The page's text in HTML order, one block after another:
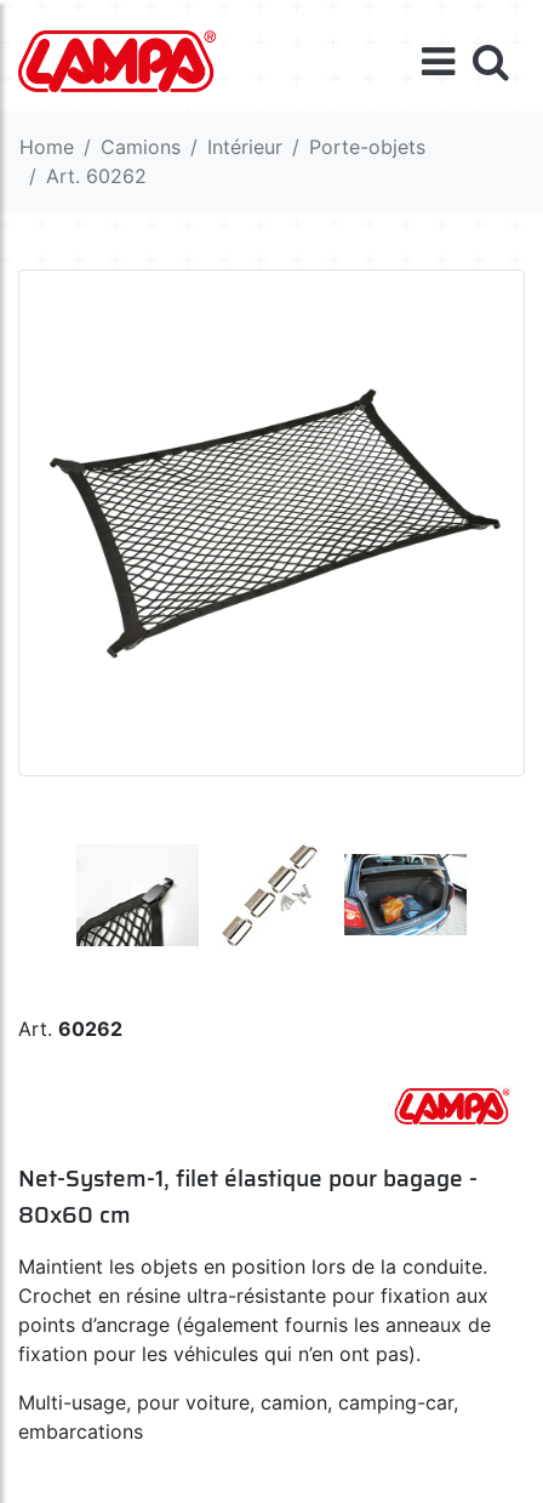
Home Camions Intérieur
Porte-objets
Art. 60262
Art. 60262
Net-System-1, filet élastique pour bagage -
80x60 cm
Maintient les objets en position lors de la conduite.
Crochet en résine ultra-résistante pour fixation aux
points d’ancrage (également fournis les anneaux de
fixation pour les véhicules qui n’en ont pas).
Multi-usage, pour voiture, camion, camping-car,
embarcations